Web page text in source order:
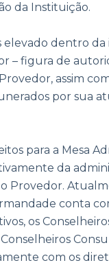
da Instituição.
elevado dentro da
– figura de
assim
por sua
para a Mesa
da
Provedor.
conta
os
Conselheiros
com os